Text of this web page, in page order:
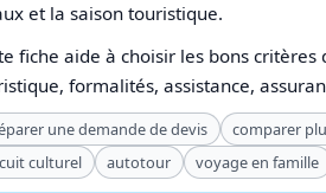
et la saison touristique.
fiche aide à choisir les bons
formalités, assistance,
une demande de devis comparer
culturel
autotour voyage en famille